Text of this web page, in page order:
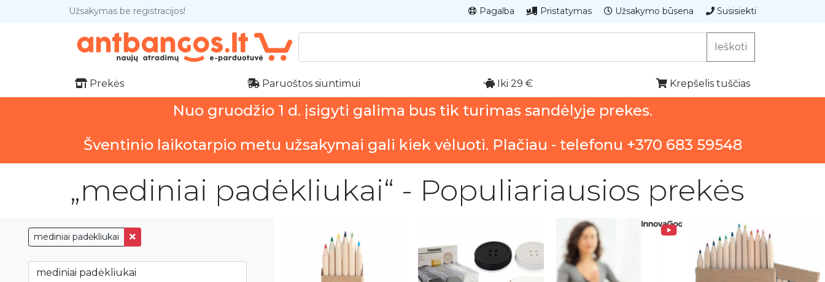
Užsakymas be registracijos! Pagalba Pristatymas Užsakymo būsena Susisiekti
Ieškoti
Prekės Paruoštos siuntimui Iki 29 € Krepšelis tuščias
Nuo gruodžio 1 d. įsigyti galima bus tik turimas sandėlyje prekes.
Šventinio laikotarpio metu užsakymai gali kiek vėluoti. Plačiau - telefonu +370 683 59548
„mediniai padėkliukai“ - Populiariausios prekės
mediniai padėkliukai